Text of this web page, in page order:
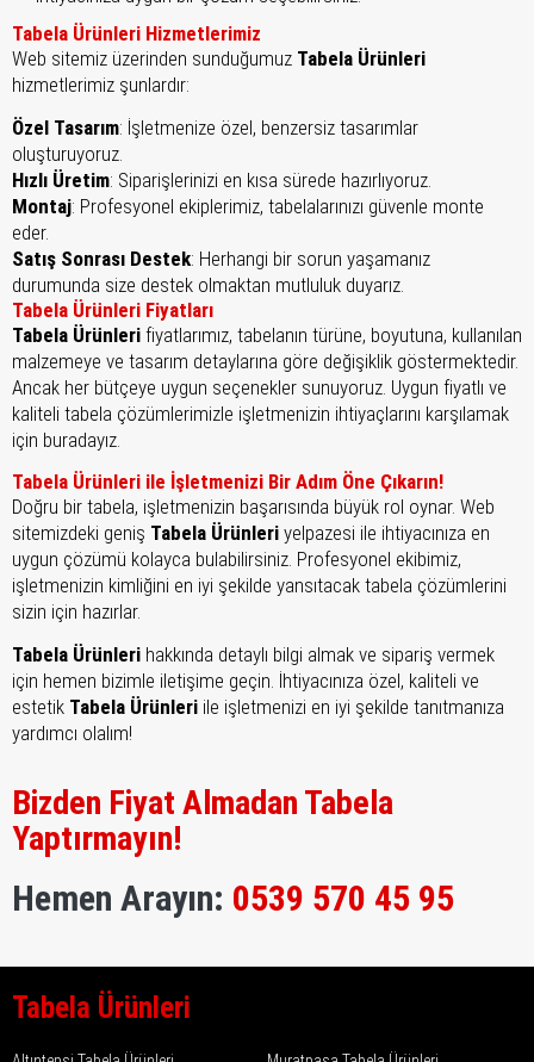
Tabela Ürünleri Hizmetlerimiz
Web sitemiz üzerinden sunduğumuz Tabela Ürünleri
hizmetlerimiz şunlardır:
Özel Tasarım: İşletmenize özel, benzersiz tasarımlar
oluşturuyoruz.
Hızlı Üretim: Siparişlerinizi en kısa sürede hazırlıyoruz.
Montaj: Profesyonel ekiplerimiz, tabelalarınızı güvenle monte
eder.
Satış Sonrası Destek: Herhangi bir sorun yaşamanız
durumunda size destek olmaktan mutluluk duyarız.
Tabela Ürünleri Fiyatları
Tabela Ürünleri fiyatlarımız, tabelanın türüne, boyutuna, kullanılan
malzemeye ve tasarım detaylarına göre değişiklik göstermektedir.
Ancak her bütçeye uygun seçenekler sunuyoruz. Uygun fiyatlı ve
kaliteli tabela çözümlerimizle işletmenizin ihtiyaçlarını karşılamak
için buradayız.
Tabela Ürünleri ile İşletmenizi Bir Adım Öne Çıkarın!
Doğru bir tabela, işletmenizin başarısında büyük rol oynar. Web
sitemizdeki geniş Tabela Ürünleri yelpazesi ile ihtiyacınıza en
uygun çözümü kolayca bulabilirsiniz. Profesyonel ekibimiz,
işletmenizin kimliğini en iyi şekilde yansıtacak tabela çözümlerini
sizin için hazırlar.
Tabela Ürünleri hakkında detaylı bilgi almak ve sipariş vermek
için hemen bizimle iletişime geçin. İhtiyacınıza özel, kaliteli ve
estetik Tabela Ürünleri ile işletmenizi en iyi şekilde tanıtmanıza
yardımcı olalım!
Bizden Fiyat Almadan Tabela
Yaptırmayın!
Hemen Arayın: 0539 570 45 95
Tabela Ürünleri